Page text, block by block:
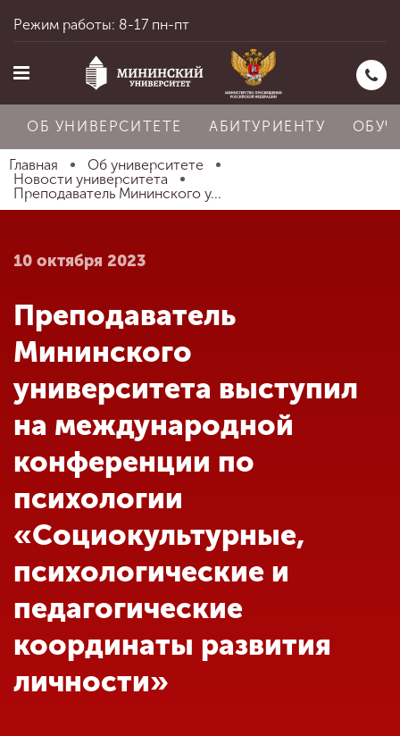
Главная
Абитуриенту
Обучение
Наука
Международная
деятельность
Другие виды
деятельности
Студенческая жизнь
Режим работы: 8-17 пн-пт
ОБ УНИВЕРСИТЕТЕ АБИТУРИЕНТУ
Главная
Об университете
Новости университета
Преподаватель Мининского у...
10 октября 2023
Преподаватель
Мининского
университета выступил
на международной
конференции по
психологии
«Социокультурные,
психологические и
педагогические
координаты развития
личности»